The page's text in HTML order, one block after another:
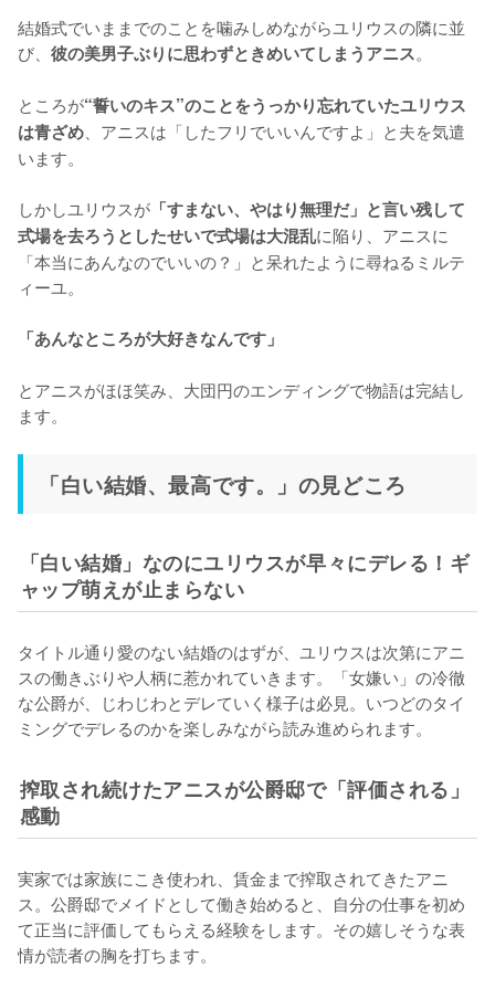
結婚式でいままでのことを噛みしめながらユリウスの隣に並
び、 彼の美男子ぶりに思わずときめいてしまうアニス。
ところが“誓いのキス”のことをうっかり忘れていたユリウス
は青ざめ 、アニスは「したフリでいいんですよ」と夫を気遣
います。
しかしユリウスが 「すまない、やはり無理だ」と言い残して
式場を去ろうとしたせいで式場は大混乱に陥り、アニスに
「本当にあんなのでいいの？」と呆れたように尋ねるミルテ
ィーユ。
「あんなところが大好きなんです」
とアニスがほほ笑み、大団円のエンディングで物語は完結し
ます。
「白い結婚、最高です。」の見どころ
「白い結婚」なのにユリウスが早々にデレる！ギ
ャップ萌えが止まらない
タイトル通り愛のない結婚のはずが、ユリウスは次第にアニ
スの働きぶりや人柄に惹かれていきます。「女嫌い」の冷徹
な公爵が、じわじわとデレていく様子は必見。いつどのタイ
ミングでデレるのかを楽しみながら読み進められます。
搾取され続けたアニスが公爵邸で「評価される」
感動
実家では家族にこき使われ、賃金まで搾取されてきたアニ
ス。公爵邸でメイドとして働き始めると、自分の仕事を初め
て正当に評価してもらえる経験をします。その嬉しそうな表
情が読者の胸を打ちます。